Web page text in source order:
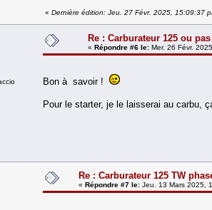
« Dernière édition: Jeu. 27 Févr. 2025, 15:09:37
Re : Carburateur 125 ou
« Répondre #6 le: Mer. 26 Févr.
Bon à savoir !
Pour le starter, je le laisserai au carbu,
Re : Carburateur 125 TW
« Répondre #7 le: Jeu. 13 Mars 2025,